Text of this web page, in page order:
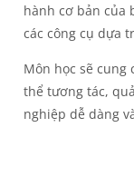
hành cơ bản của
các công cụ dựa
Môn học sẽ cung
thể tương tác,
nghiệp dễ dàng